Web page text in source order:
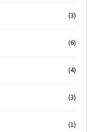
(3)
(6)
(4)
(3)
(1)